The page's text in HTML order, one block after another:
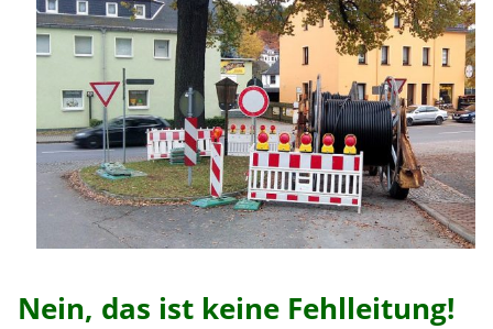
Nein, das ist keine Fehlleitung!